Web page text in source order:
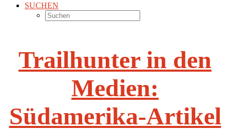
SUCHEN
Trailhunter in den
Medien:
Südamerika-Artikel